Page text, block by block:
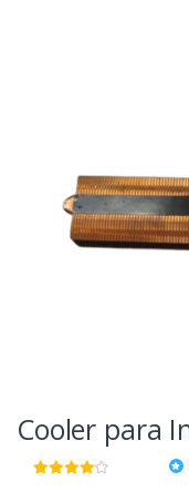
Cooler para